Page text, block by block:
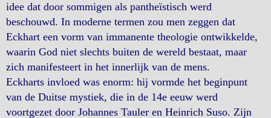
idee dat door sommigen als pantheïstisch werd
beschouwd. In moderne termen zou men zeggen dat
Eckhart een vorm van immanente theologie ontwikkelde,
waarin God niet slechts buiten de wereld bestaat, maar
zich manifesteert in het innerlijk van de mens.
Eckharts invloed was enorm: hij vormde het beginpunt
van de Duitse mystiek, die in de 14e eeuw werd
voortgezet door Johannes Tauler en Heinrich Suso. Zijn